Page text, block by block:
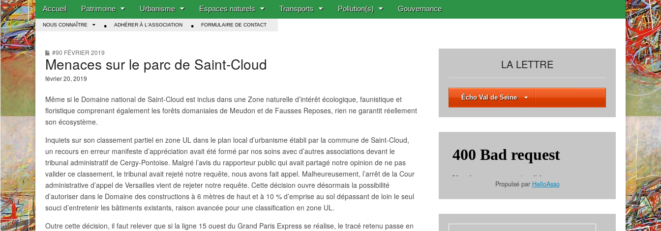
Main menu
Skip to content
Accueil Patrimoine Urbanisme Espaces naturels Transports Pollution(s) Gouvernance
Sub menu
NOUS CONNAÎTRE ADHÉRER À L'ASSOCIATION FORMULAIRE DE CONTACT
#90 FÉVRIER 2019
Menaces sur le parc de Saint-Cloud
février 20, 2019
Même si le Domaine national de Saint-Cloud est inclus dans une Zone naturelle d’intérêt écologique, faunistique et
floristique comprenant également les forêts domaniales de Meudon et de Fausses Reposes, rien ne garantit réellement
son écosystème.
Inquiets sur son classement partiel en zone UL dans le plan local d’urbanisme établi par la commune de Saint-Cloud,
un recours en erreur manifeste d’appréciation avait été formé par nos soins avec d’autres associations devant le
tribunal administratif de Cergy-Pontoise. Malgré l’avis du rapporteur public qui avait partagé notre opinion de ne pas
valider ce classement, le tribunal avait rejeté notre requête, nous avons fait appel. Malheureusement, l’arrêt de la Cour
administrative d’appel de Versailles vient de rejeter notre requête. Cette décision ouvre désormais la possibilité
d’autoriser dans le Domaine des constructions à 6 mètres de haut et à 10 % d’emprise au sol dépassant de loin le seul
souci d’entretenir les bâtiments existants, raison avancée pour une classification en zone UL.
Outre cette décision, il faut relever que si la ligne 15 ouest du Grand Paris Express se réalise, le tracé retenu passe en
LA LETTRE
Écho Val de Seine
Propulsé par HelloAsso